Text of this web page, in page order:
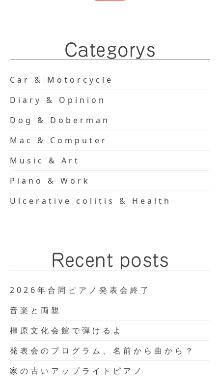
Categorys
Car & Motorcycle
Diary & Opinion
Dog & Doberman
Mac & Computer
Music & Art
Piano & Work
Ulcerative colitis & Health
Recent posts
2026年合同ピアノ発表会終了
音楽と両親
橿原文化会館で弾けるよ
発表会のプログラム、名前から曲から？
家の古いアップライトピアノ